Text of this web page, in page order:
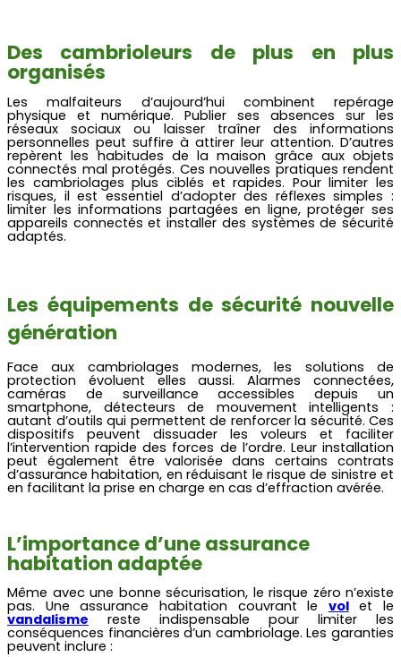
Des cambrioleurs de plus en plus
organisés
Les malfaiteurs d’aujourd’hui combinent repérage
physique et numérique. Publier ses absences sur les
réseaux sociaux ou laisser traîner des informations
personnelles peut suffire à attirer leur attention. D’autres
repèrent les habitudes de la maison grâce aux objets
connectés mal protégés. Ces nouvelles pratiques rendent
les cambriolages plus ciblés et rapides. Pour limiter les
risques, il est essentiel d’adopter des réflexes simples :
limiter les informations partagées en ligne, protéger ses
appareils connectés et installer des systèmes de sécurité
adaptés.
Les équipements de sécurité nouvelle
génération
Face aux cambriolages modernes, les solutions de
protection évoluent elles aussi. Alarmes connectées,
caméras de surveillance accessibles depuis un
smartphone, détecteurs de mouvement intelligents :
autant d’outils qui permettent de renforcer la sécurité. Ces
dispositifs peuvent dissuader les voleurs et faciliter
l’intervention rapide des forces de l’ordre. Leur installation
peut également être valorisée dans certains contrats
d’assurance habitation, en réduisant le risque de sinistre et
en facilitant la prise en charge en cas d’effraction avérée.
L’importance d’une assurance
habitation adaptée
Même avec une bonne sécurisation, le risque zéro n’existe
pas. Une assurance habitation couvrant le volet le
vandalisme reste indispensable pour limiter les
conséquences financières d’un cambriolage. Les garanties
peuvent inclure :